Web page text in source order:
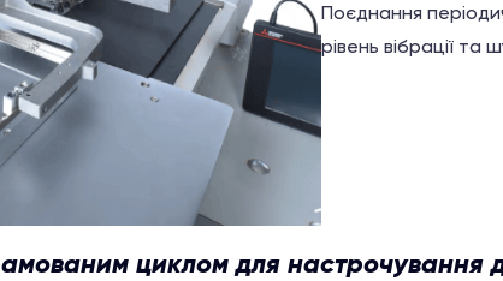
Поєднання
рівень вібрації
циклом для настрочування